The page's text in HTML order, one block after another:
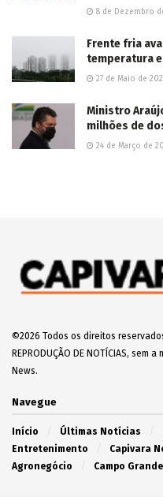
8 de Dezembro
Frente fria
temperatura
27 de Maio de
Ministro
milhões de
24 de Março de
©2026 Todos os direitos
REPRODUÇÃO DE NOTÍCIAS, sem
News.
Navegue
Início Últimas Notícias
Entretenimento
Capivara
Agronegócio
Campo Grande